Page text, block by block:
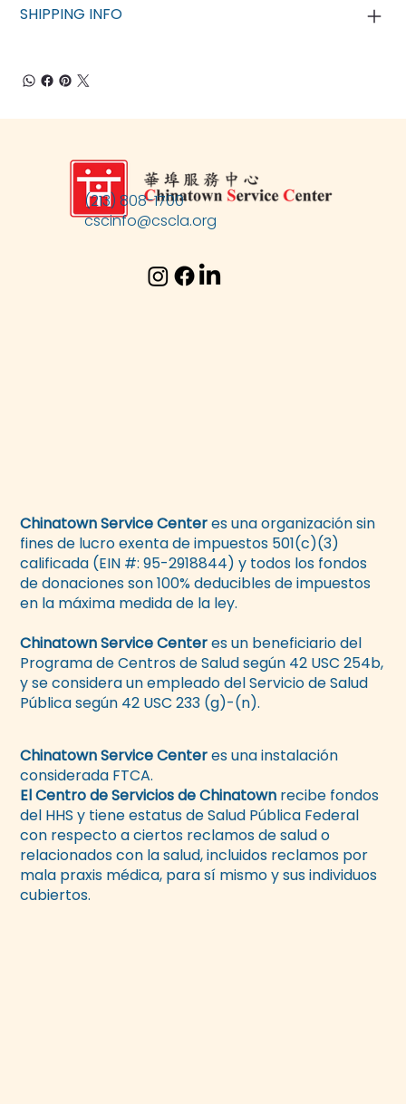
SHIPPING INFO
(213) 808-1700
cscinfo@cscla.org
Chinatown Service Centeres una organización sin
fines de lucro exenta de impuestos 501(c)(3)
calificada (EIN #: 95-2918844) y todos los fondos
de donaciones son 100% deducibles de impuestos
en la máxima medida de la ley.
Chinatown Service Centeres un beneficiario del
Programa de Centros de Salud según 42 USC 254b,
y se considera un empleado del Servicio de Salud
Pública según 42 USC 233 (g)-(n).
Chinatown Service Centeres una instalación
considerada FTCA.
El Centro de Servicios de Chinatown recibe fondos
del HHS y tiene estatus de Salud Pública Federal
con respecto a ciertos reclamos de salud o
relacionados con la salud, incluidos reclamos por
mala praxis médica, para sí mismo y sus individuos
cubiertos.